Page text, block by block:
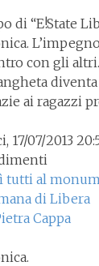
di “E!State
con gli
ai ragazzi
17/07/2013
tutti al
di Libera
Cappa